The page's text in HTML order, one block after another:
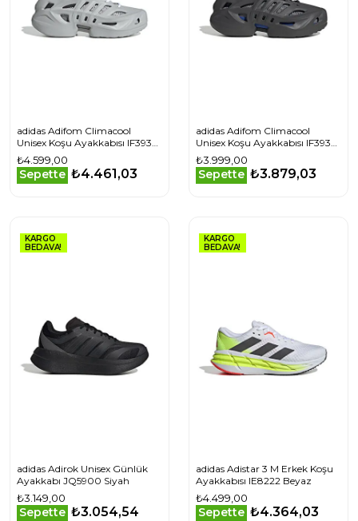
adidas Adifom Climacool
Unisex Koşu Ayakkabısı IF3935
Gri
₺4.599,00
Sepette ₺4.461,03
adidas Adifom Climacool
Unisex Koşu Ayakkabısı IF3938
Gri
₺3.999,00
Sepette ₺3.879,03
KARGO
BEDAVA!
adidas Adirok Unisex Günlük
Ayakkabı JQ5900 Siyah
₺3.149,00
Sepette ₺3.054,54
KARGO
BEDAVA!
adidas Adistar 3 M Erkek Koşu
Ayakkabısı IE8222 Beyaz
₺4.499,00
Sepette ₺4.364,03